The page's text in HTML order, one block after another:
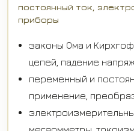
постоянный ток,
приборы
законы Ома и
цепей, падение
переменный и
применение,